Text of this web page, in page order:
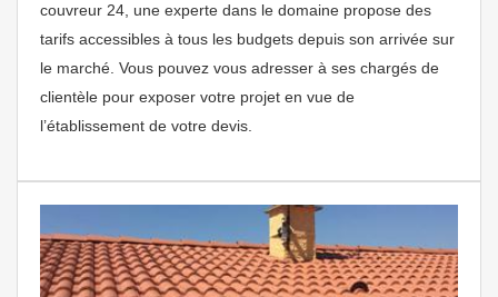
couvreur 24, une experte dans le domaine propose des
tarifs accessibles à tous les budgets depuis son arrivée sur
le marché. Vous pouvez vous adresser à ses chargés de
clientèle pour exposer votre projet en vue de
l’établissement de votre devis.